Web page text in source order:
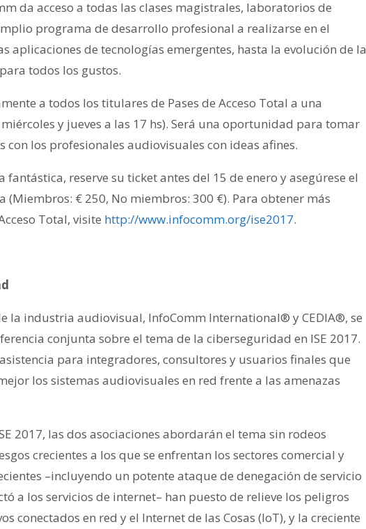
da acceso a todas las clases magistrales, laboratorios de
programa de desarrollo profesional a realizarse en el
aplicaciones de tecnologías emergentes, hasta la evolución de la
todos los gustos.
a todos los titulares de Pases de Acceso Total a una
y jueves a las 17 hs). Será una oportunidad para tomar
los profesionales audiovisuales con ideas afines.
fantástica, reserve su ticket antes del 15 de enero y asegúrese el
€ 250, No miembros: 300 €). Para obtener más
Total, visite http://www.infocomm.org/ise2017.
la industria audiovisual, InfoComm International® y CEDIA®, se
conjunta sobre el tema de la ciberseguridad en ISE 2017.
para integradores, consultores y usuarios finales que
los sistemas audiovisuales en red frente a las amenazas
2017, las dos asociaciones abordarán el tema sin rodeos
crecientes a los que se enfrentan los sectores comercial y
–incluyendo un potente ataque de denegación de servicio
a los servicios de internet– han puesto de relieve los peligros
conectados en red y el Internet de las Cosas (IoT), y la creciente